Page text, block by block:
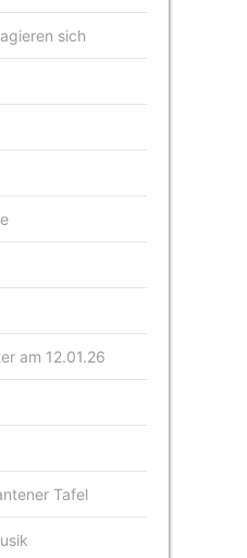
sich
am 12.01.26
Tafel